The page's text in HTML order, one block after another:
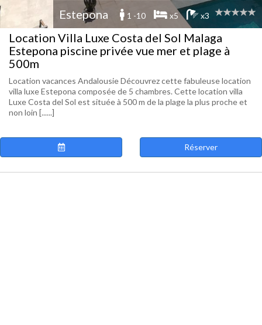
Estepona 1 -10 x5 x3
Location Villa Luxe Costa del Sol Malaga
Estepona piscine privée vue mer et plage à
500m
Location vacances Andalousie Découvrez cette fabuleuse location
villa luxe Estepona composée de 5 chambres. Cette location villa
Luxe Costa del Sol est située à 500 m de la plage la plus proche et
non loin [......]
Réserver